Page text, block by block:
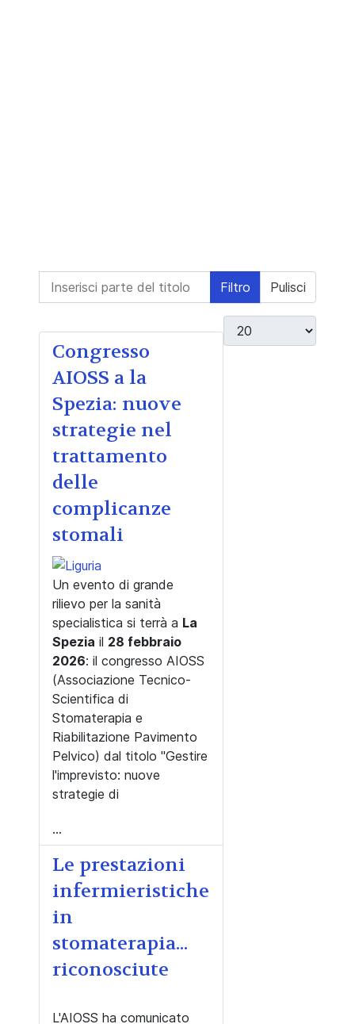
Inserisci parte del titolo Filtro Pulisci
Visualizza #
Congresso
AIOSS a la
Spezia: nuove
strategie nel
trattamento
delle
complicanze
stomali
Un evento di grande
rilievo per la sanità
specialistica si terrà a La
Spezia il 28 febbraio
2026: il congresso AIOSS
(Associazione Tecnico-
Scientifica di
Stomaterapia e
Riabilitazione Pavimento
Pelvico) dal titolo "Gestire
l'imprevisto: nuove
strategie di
...
Le prestazioni
infermieristiche
in
stomaterapia...
riconosciute
L'AIOSS ha comunicato